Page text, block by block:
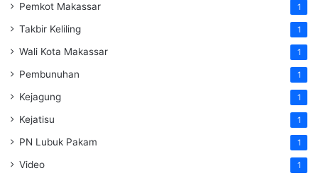
Pemkot Makassar 1
Takbir Keliling 1
Wali Kota Makassar 1
Pembunuhan 1
Kejagung 1
Kejatisu 1
PN Lubuk Pakam 1
Video 1